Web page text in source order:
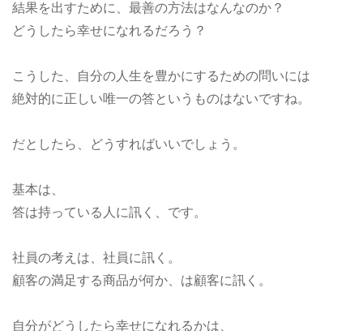
結果を出すために、最善の方法はなんなのか？
どうしたら幸せになれるだろう？
こうした、自分の人生を豊かにするための問いには
絶対的に正しい唯一の答というものはないですね。
だとしたら、どうすればいいでしょう。
基本は、
答は持っている人に訊く、です。
社員の考えは、社員に訊く。
顧客の満足する商品が何か、は顧客に訊く。
自分がどうしたら幸せになれるかは、